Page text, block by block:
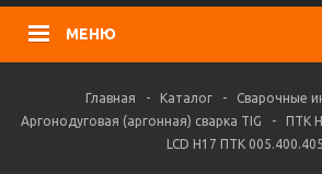
МЕНЮ
Главная - Каталог - Сварочные
Аргонодуговая (аргонная) сварка TIG
-
ПТК
LCD H17 ПТК 005.400.405